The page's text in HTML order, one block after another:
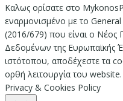
Καλως ορίσατε στο
εναρμονισμένο με το
(2016/679) που είναι ο Νέος
Δεδομένων της Ευρωπαϊκής
ιστότοπου, αποδέχεστε τα
ορθή λειτουργία του website.
Privacy & Cookies Policy